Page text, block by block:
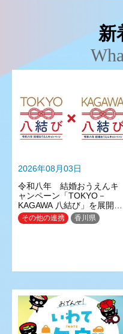
新
2026年08月03日
令和八年 結婚おうえんキ
ャンペーン「TOKYO－
KAGAWA 八結び」を展開し
ます～結婚支援に係る東京
都と香川県の連携強化～
その他の連携 香川県